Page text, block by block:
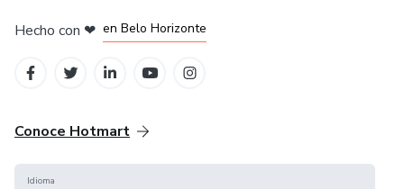
Hecho con ❤ en Belo Horizonte
Conoce Hotmart
Idioma